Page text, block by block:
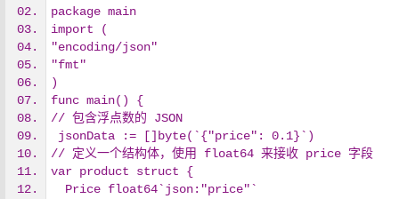
package main
import (
"encoding/json"
"fmt"
)
func main() {
// 包含浮点数的 JSON
jsonData := []byte(`{"price": 0.1}`)
// 定义一个结构体，使用 float64 来接收 price 字段
var product struct {
  Price float64`json:"price"`